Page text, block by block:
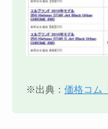
※出典： 価格コム